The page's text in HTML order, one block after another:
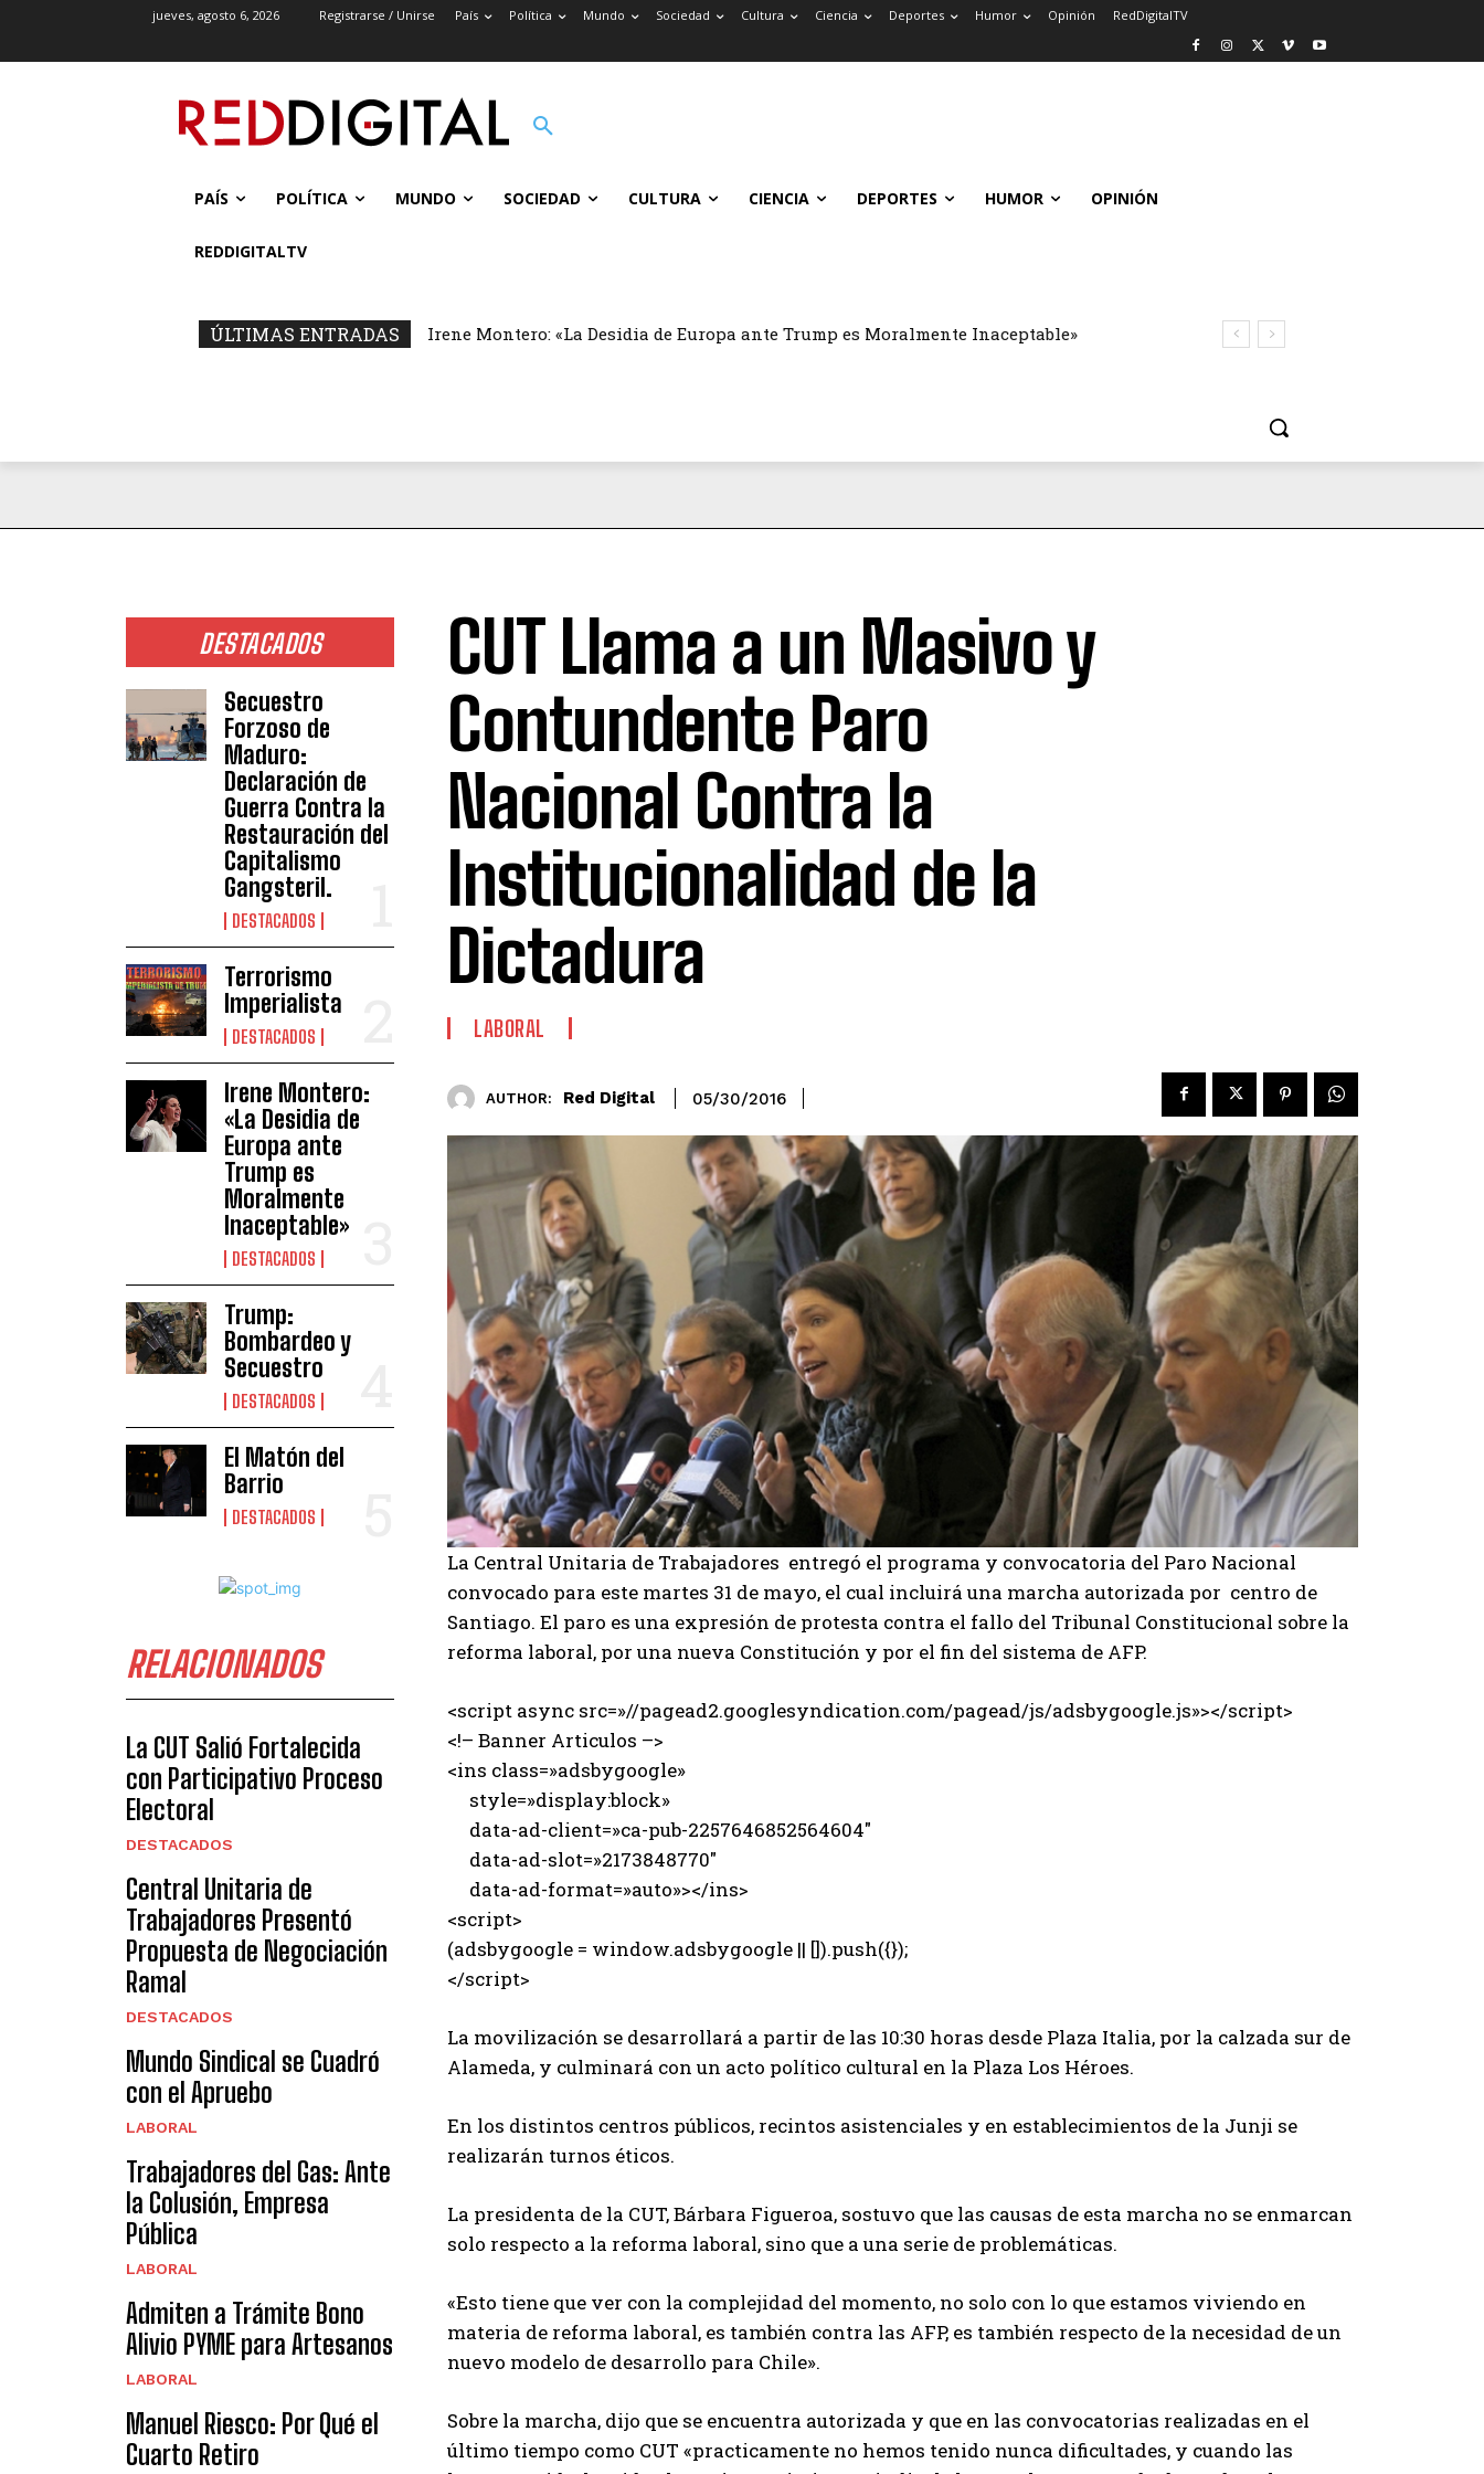
jueves, agosto 6, 2026 Registrarse / Unirse País Política Mundo Sociedad Cultura Ciencia Deportes Humor Opinión RedDigitalTV
PAÍS POLÍTICA MUNDO SOCIEDAD CULTURA CIENCIA DEPORTES HUMOR OPINIÓN
REDDIGITALTV
ÚLTIMAS ENTRADAS Irene Montero: «La Desidia de Europa ante Trump es Moralmente Inaceptable»
DESTACADOS
Secuestro
Forzoso de
Maduro:
Declaración de
Guerra Contra la
Restauración del
Capitalismo
Gangsteril.
DESTACADOS
Terrorismo
Imperialista
DESTACADOS
Irene Montero:
«La Desidia de
Europa ante
Trump es
Moralmente
Inaceptable»
DESTACADOS
Trump:
Bombardeo y
Secuestro
DESTACADOS
El Matón del
Barrio
DESTACADOS
RELACIONADOS
La CUT Salió Fortalecida
con Participativo Proceso
Electoral
DESTACADOS
Central Unitaria de
Trabajadores Presentó
Propuesta de Negociación
Ramal
DESTACADOS
Mundo Sindical se Cuadró
con el Apruebo
LABORAL
Trabajadores del Gas: Ante
la Colusión, Empresa
Pública
LABORAL
Admiten a Trámite Bono
Alivio PYME para Artesanos
LABORAL
Manuel Riesco: Por Qué el
Cuarto Retiro
CUT Llama a un Masivo y
Contundente Paro
Nacional Contra la
Institucionalidad de la
Dictadura
LABORAL
AUTHOR: Red Digital 05/30/2016
La Central Unitaria de Trabajadores entregó el programa y convocatoria del Paro Nacional
convocado para este martes 31 de mayo, el cual incluirá una marcha autorizada por centro de
Santiago. El paro es una expresión de protesta contra el fallo del Tribunal Constitucional sobre la
reforma laboral, por una nueva Constitución y por el fin del sistema de AFP.
<script async src=»//pagead2.googlesyndication.com/pagead/js/adsbygoogle.js»></script>
<!– Banner Articulos –>
<ins class=»adsbygoogle»
style=»display:block»
data-ad-client=»ca-pub-2257646852564604″
data-ad-slot=»2173848770″
data-ad-format=»auto»></ins>
<script>
(adsbygoogle = window.adsbygoogle || []).push({});
</script>
La movilización se desarrollará a partir de las 10:30 horas desde Plaza Italia, por la calzada sur de
Alameda, y culminará con un acto político cultural en la Plaza Los Héroes.
En los distintos centros públicos, recintos asistenciales y en establecimientos de la Junji se
realizarán turnos éticos.
La presidenta de la CUT, Bárbara Figueroa, sostuvo que las causas de esta marcha no se enmarcan
solo respecto a la reforma laboral, sino que a una serie de problemáticas.
«Esto tiene que ver con la complejidad del momento, no solo con lo que estamos viviendo en
materia de reforma laboral, es también contra las AFP, es también respecto de la necesidad de un
nuevo modelo de desarrollo para Chile».
Sobre la marcha, dijo que se encuentra autorizada y que en las convocatorias realizadas en el
último tiempo como CUT «practicamente no hemos tenido nunca dificultades, y cuando las